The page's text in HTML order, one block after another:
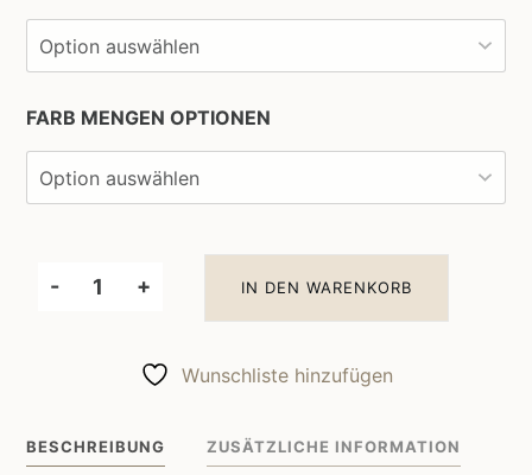
FARB MENGEN OPTIONEN
-
Little
Wandfarbe
Menge
+ IN DEN WARENKORB
Wunschliste hinzufügen
BESCHREIBUNG ZUSÄTZLICHE INFORMATION